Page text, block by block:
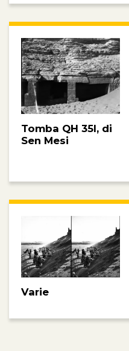
Tomba QH 35l, di
Sen Mesi
Varie